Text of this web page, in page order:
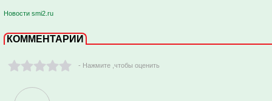
Новости smi2.ru
КОММЕНТАРИИ
- Нажмите ,чтобы оценить